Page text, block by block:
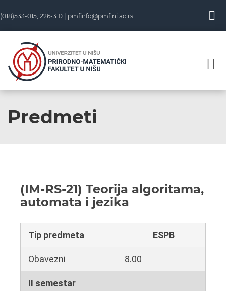
(018)533-015, 226-310 | pmfinfo@pmf.ni.ac.rs
Predmeti
(IM-RS-21) Teorija algoritama,
automata i jezika
Tip predmeta ESPB
Obavezni 8.00
II semestar